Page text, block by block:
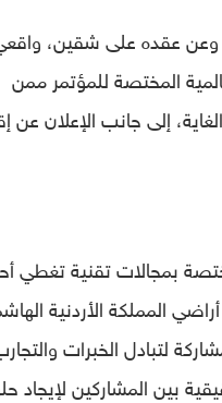
وعن عقده على شقين،
المختصة للمؤتمر ممن
إلى جانب الإعلان عن
بمجالات تقنية تغطي
المملكة الأردنية
لتبادل الخبرات
بين المشاركين لإيجاد